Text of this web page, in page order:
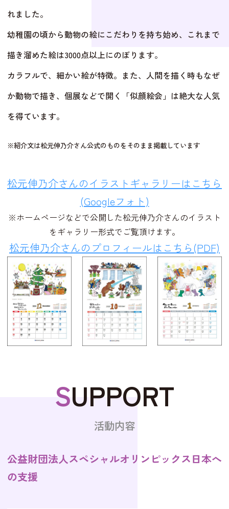
れました。
幼稚園の頃から動物の絵にこだわりを持ち始め、これまで
描き溜めた絵は3000点以上にのぼります。
カラフルで、細かい絵が特徴。また、人間を描く時もなぜ
か動物で描き、個展などで開く「似顔絵会」は絶大な人気
を得ています。
※紹介文は松元伸乃介さん公式のものをそのまま掲載しています
松元伸乃介さんのイラストギャラリーはこちら
(Googleフォト)
※ホームページなどで公開した松元伸乃介さんのイラスト
をギャラリー形式でご覧頂けます。
松元伸乃介さんのプロフィールはこちら(PDF)
SUPPORT
活動内容
公益財団法人スペシャルオリンピックス日本へ
の支援